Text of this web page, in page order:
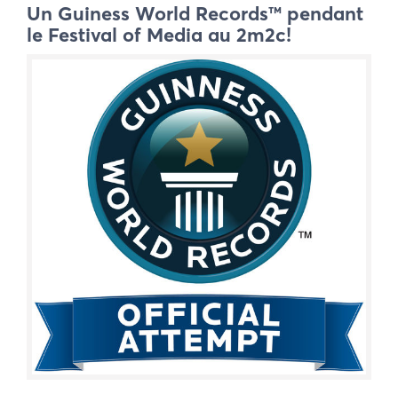
Un Guiness World Records™ pendant
le Festival of Media au 2m2c!